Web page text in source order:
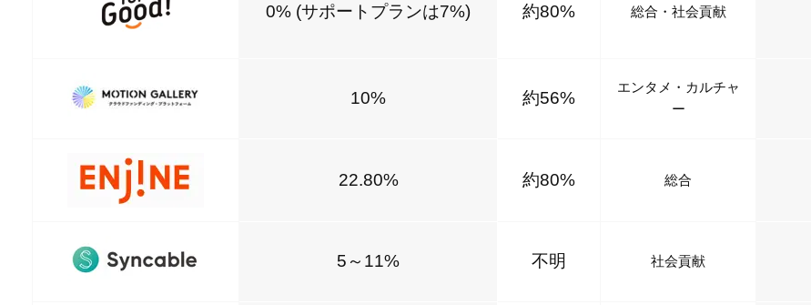
0% (サポートプランは7%) 約80% 総合・社会貢献
10% 約56%
エンタメ・カルチャ
ー
22.80% 約80% 総合
5～11% 不明 社会貢献